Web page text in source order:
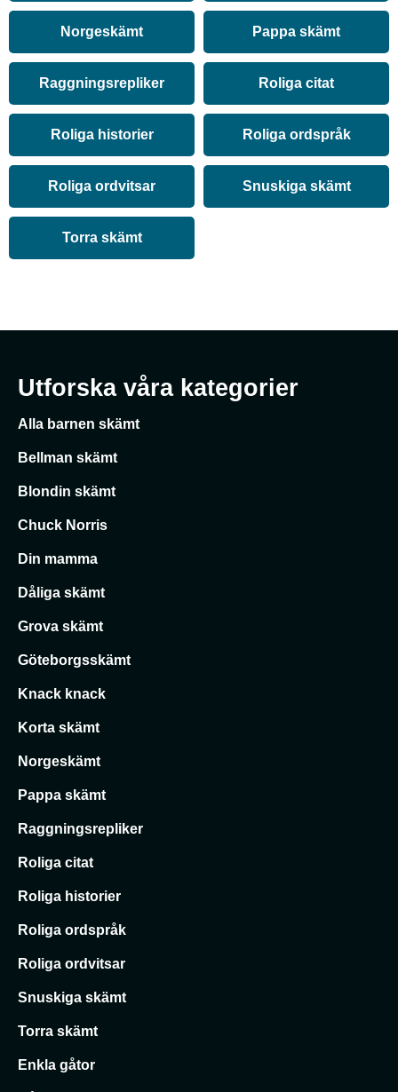
Norgeskämt Pappa skämt
Raggningsrepliker Roliga citat
Roliga historier Roliga ordspråk
Roliga ordvitsar Snuskiga skämt
Torra skämt
Utforska våra kategorier
Alla barnen skämt
Bellman skämt
Blondin skämt
Chuck Norris
Din mamma
Dåliga skämt
Grova skämt
Göteborgsskämt
Knack knack
Korta skämt
Norgeskämt
Pappa skämt
Raggningsrepliker
Roliga citat
Roliga historier
Roliga ordspråk
Roliga ordvitsar
Snuskiga skämt
Torra skämt
Enkla gåtor